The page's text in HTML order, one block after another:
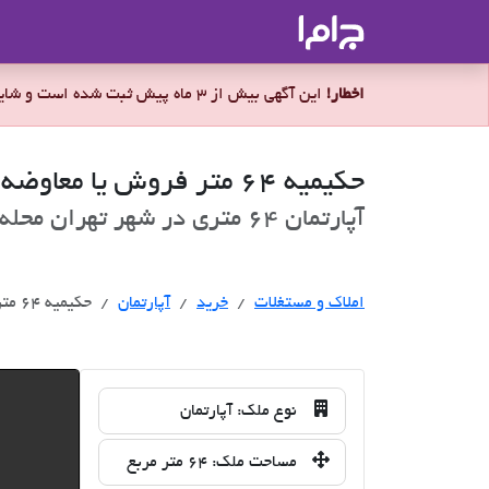
اخطار! این آگهی بیش از 3 ماه پیش ثبت شده است و شاید ملک برای فروش موجود نباشد.
حکیمیه 64 متر فروش یا معاوضه
آپارتمان 64 متری در شهر تهران محله مرزداران برای فروش
املاک و مستغلات خرید خرید
آپارتمان حکیمیه 64 متر فروش یا معاوضه
نوع ملک: آپارتمان
مساحت ملک: 64 متر مربع